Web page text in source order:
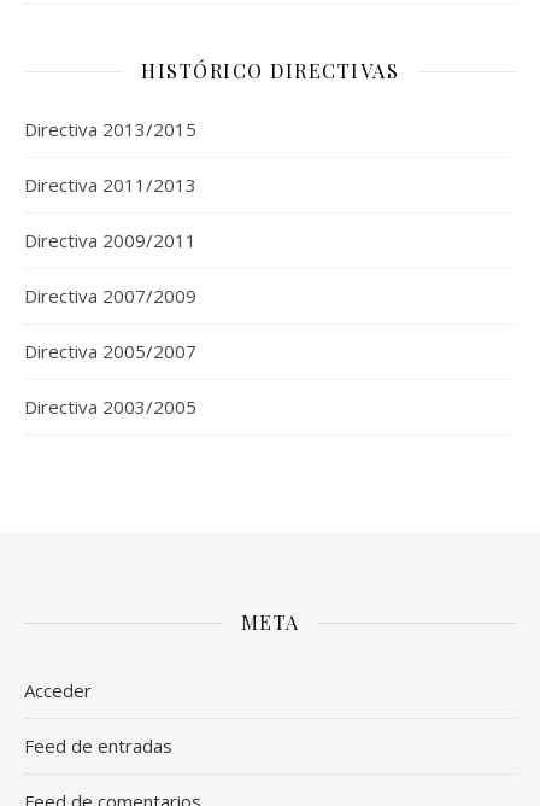
HISTÓRICO DIRECTIVAS
Directiva 2013/2015
Directiva 2011/2013
Directiva 2009/2011
Directiva 2007/2009
Directiva 2005/2007
Directiva 2003/2005
META
Acceder
Feed de entradas
Feed de comentarios